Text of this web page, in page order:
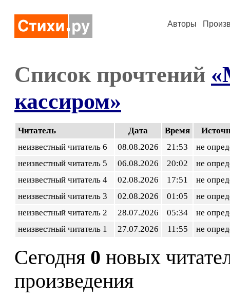
Авторы
Список прочтений
кассиром»
Читатель Дата Время
неизвестный читатель 6
08.08.2026 21:53
не
неизвестный читатель 5
06.08.2026 20:02
не
неизвестный читатель 4
02.08.2026 17:51
не
неизвестный читатель 3
02.08.2026 01:05
не
неизвестный читатель 2
28.07.2026 05:34
не
неизвестный читатель 1
27.07.2026 11:55 не
Сегодня 0 новых
произведения